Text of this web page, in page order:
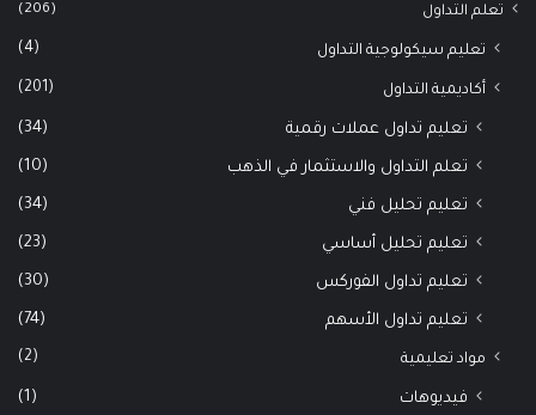
تعلم التداول (206)
تعليم سيكولوجية التداول (4)
أكاديمية التداول (201)
تعليم تداول عملات رقمية (34)
تعلم التداول والاستثمار في الذهب (10)
تعليم تحليل فني (34)
تعليم تحليل أساسي (23)
تعليم تداول الفوركس (30)
تعليم تداول الأسهم (74)
مواد تعليمية (2)
فيديوهات (1)